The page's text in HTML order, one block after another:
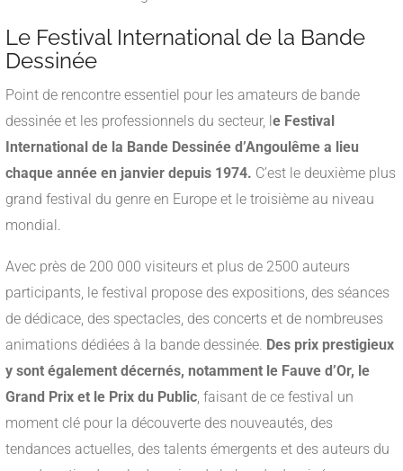
Le Festival International de la Bande
Dessinée
Point de rencontre essentiel pour les amateurs de bande
dessinée et les professionnels du secteur, l e Festival
International de la Bande Dessinée d’Angoulême a lieu
chaque année en janvier depuis 1974. C’est le deuxième plus
grand festival du genre en Europe et le troisième au niveau
mondial.
Avec près de 200 000 visiteurs et plus de 2500 auteurs
participants, le festival propose des expositions, des séances
de dédicace, des spectacles, des concerts et de nombreuses
animations dédiées à la bande dessinée. Des prix prestigieux
y sont également décernés, notamment le Fauve d’Or, le
Grand Prix et le Prix du Public, faisant de ce festival un
moment clé pour la découverte des nouveautés, des
tendances actuelles, des talents émergents et des auteurs du